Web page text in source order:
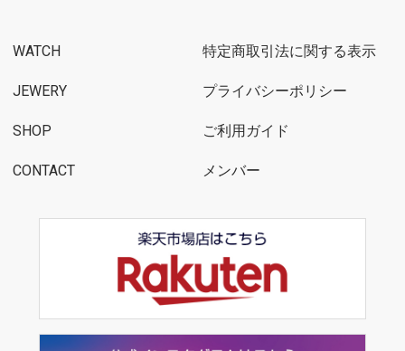
WATCH
JEWERY
SHOP
CONTACT
特定商取引法に関する表示
プライバシーポリシー
ご利用ガイド
メンバー